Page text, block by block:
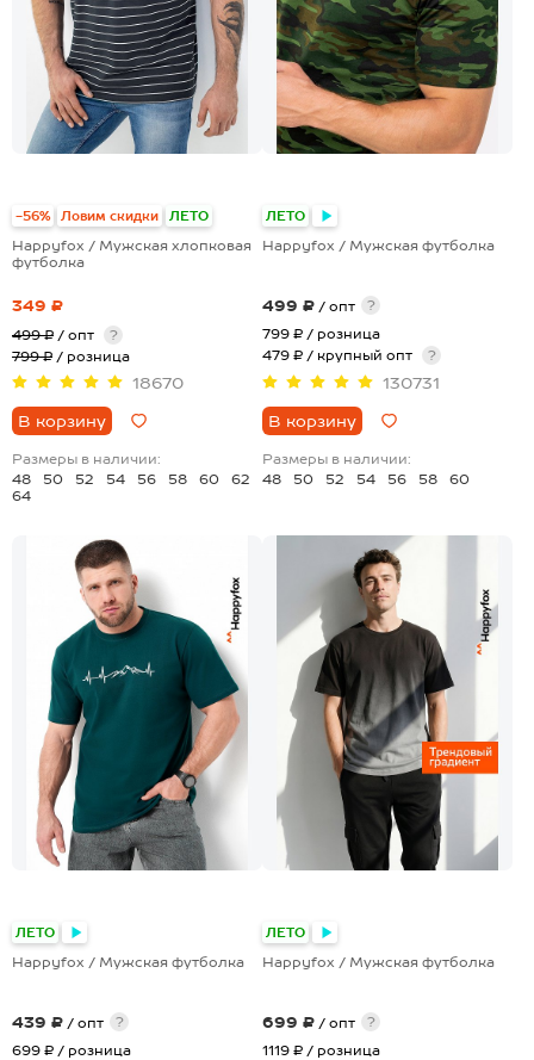
-56% Ловим скидки ЛЕТО
Happyfox / Мужская хлопковая
футболка
349 ₽
499 ₽ / опт
?
799 ₽ / розница
18670
В корзину
Размеры в наличии:
48
50 52 54 56 58 60
62
64
ЛЕТО
Happyfox / Мужская футболка
499 ₽ / опт
?
799 ₽ / розница
479 ₽ / крупный опт
?
130731
В корзину
Размеры в наличии:
48
50 52 54 56 58 60
ЛЕТО
Happyfox / Мужская футболка
439 ₽ / опт
?
699 ₽ / розница
ЛЕТО
Happyfox / Мужская футболка
699 ₽ / опт
?
1119 ₽ / розница